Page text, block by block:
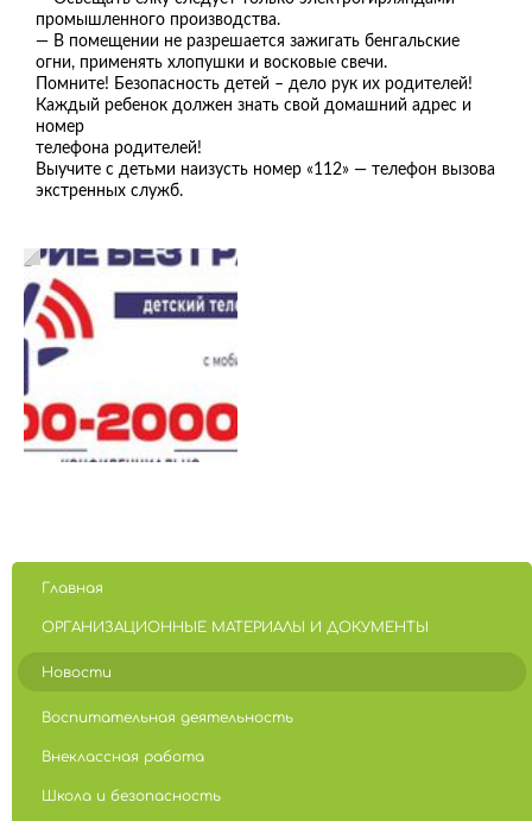
промышленного производства.
— В помещении не разрешается зажигать бенгальские
огни, применять хлопушки и восковые свечи.
Помните! Безопасность детей – дело рук их родителей!
Каждый ребенок должен знать свой домашний адрес и
номер
телефона родителей!
Выучите с детьми наизусть номер «112» — телефон вызова
экстренных служб.
Главная
ОРГАНИЗАЦИОННЫЕ МАТЕРИАЛЫ И ДОКУМЕНТЫ
Новости
Воспитательная деятельность
Внеклассная работа
Школа и безопасность